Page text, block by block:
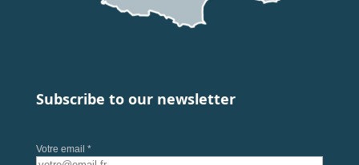
Subscribe to our newsletter
Votre email *